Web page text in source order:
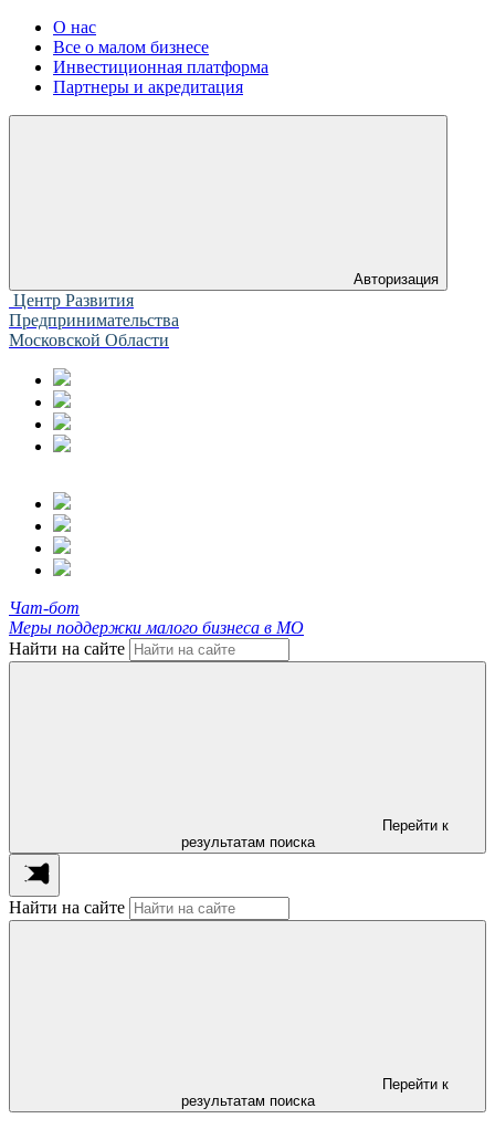
О нас
Все о малом бизнесе
Инвестиционная платформа
Партнеры и акредитация
Авторизация
Центр Развития
Предпринимательства
Московской Области
Чат-бот
Меры поддержки малого бизнеса в МО
Найти на сайте
Перейти к
результатам поиска
Найти на сайте
Перейти к
результатам поиска